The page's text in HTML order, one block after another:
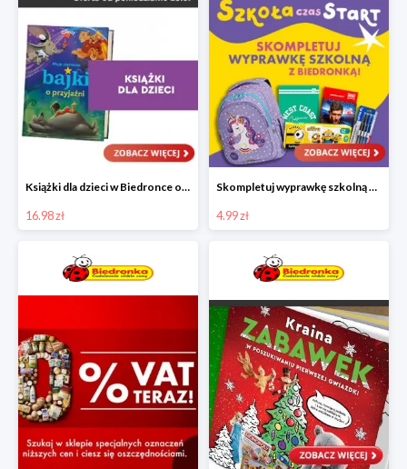
Książki dla dzieci w Biedronce od 16,99 zł
16.98 zł
Skompletuj wyprawkę szkolną z Biedronką od 4,99 zł
4.99 zł